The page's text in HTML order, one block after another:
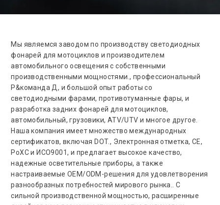
Мы являемся заводом по производству светодиодных
фонарей для мотоциклов и производителем
автомобильного освещения с собственными
производственными мощностями., профессиональный
Р&команда Д, и большой опыт работы со
светодиодными фарами, противотуманные фары, и
разработка задних фонарей для мотоциклов,
автомобильный, грузовики, ATV/UTV и многое другое.
Наша компания имеет множество международных
сертификатов, включая DOT., Электронная отметка, CE,
РоХС и ИСО9001, и предлагает высокое качество,
надежные осветительные приборы, а также
настраиваемые OEM/ODM-решения для удовлетворения
разнообразных потребностей мирового рынка.. С
сильной производственной мощностью, расширенные